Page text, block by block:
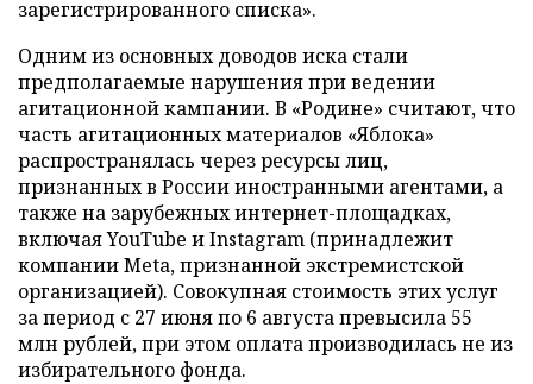
зарегистрированного списка».
Одним из основных доводов иска стали
предполагаемые нарушения при ведении
агитационной кампании. В «Родине» считают, что
часть агитационных материалов «Яблока»
распространялась через ресурсы лиц,
признанных в России иностранными агентами, а
также на зарубежных интернет-площадках,
включая YouTube и Instagram (принадлежит
компании Meta, признанной экстремистской
организацией). Совокупная стоимость этих услуг
за период с 27 июня по 6 августа превысила 55
млн рублей, при этом оплата производилась не из
избирательного фонда.